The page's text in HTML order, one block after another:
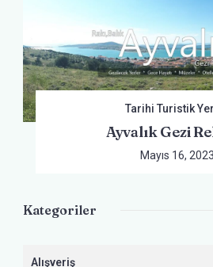
Tarihi Turistik
Ayvalık Gezi
Mayıs 16, 2023
Kategoriler
Alışveriş